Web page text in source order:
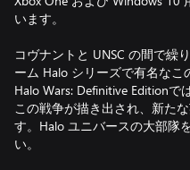
います。
コヴナントと UNSC の間で繰
ーム Halo シリーズで有名な
Halo Wars: Definitive Editionで
この戦争が描き出され、新た
す。Halo ユニバースの大部隊
い。